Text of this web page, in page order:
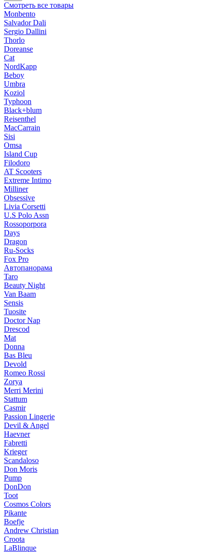
Смотреть все товары
Monbento
Salvador Dali
Sergio Dallini
Thorlo
Doreanse
Cat
NordKapp
Beboy
Umbra
Koziol
Typhoon
Black+blum
Reisenthel
MacCarrain
Sisi
Omsa
Island Cup
Filodoro
AT Scooters
Extreme Intimo
Milliner
Obsessive
Livia Corsetti
U.S Polo Assn
Rossoporpora
Days
Dragon
Ru-Socks
Fox Pro
Автопанорама
Taro
Beauty Night
Van Baam
Sensis
Tuosite
Doctor Nap
Drescod
Mat
Donna
Bas Bleu
Devold
Romeo Rossi
Zorya
Merri Merini
Stattum
Casmir
Passion Lingerie
Devil & Angel
Haevner
Fabretti
Krieger
Scandaloso
Don Moris
Pump
DonDon
Toot
Cosmos Colors
Pikante
Boefje
Andrew Christian
Croota
LaBlinque